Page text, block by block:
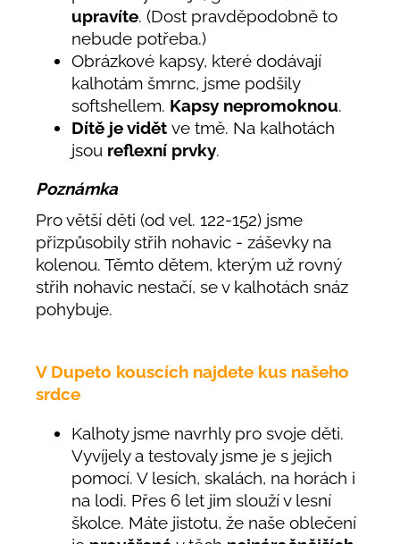
upravíte. (Dost pravděpodobně to
nebude potřeba.)
Obrázkové kapsy, které dodávají
kalhotám šmrnc, jsme podšily
softshellem. Kapsy nepromoknou.
Dítě je vidět ve tmě. Na kalhotách
jsou reflexní prvky.
Poznámka
Pro větší děti (od vel. 122-152) jsme
přizpůsobily střih nohavic - záševky na
kolenou. Těmto dětem, kterým už rovný
střih nohavic nestačí, se v kalhotách snáz
pohybuje.
V Dupeto kouscích najdete kus našeho
srdce
Kalhoty jsme navrhly pro svoje děti.
Vyvíjely a testovaly jsme je s jejich
pomocí. V lesích, skalách, na horách i
na lodi. Přes 6 let jim slouží v lesní
školce. Máte jistotu, že naše oblečení